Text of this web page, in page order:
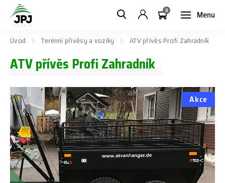
Menu
0
Úvod Terénní přívěsy a vozíky ATV přívěs Profi Zahradník
ATV přívěs Profi Zahradník
Akce